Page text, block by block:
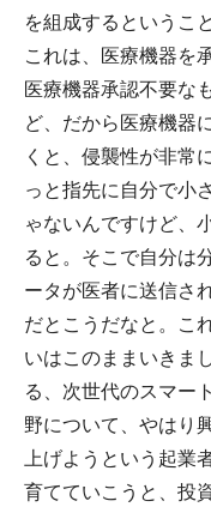
を組成するというこ
これは、医療機器を
医療機器承認不要な
ど、だから医療機器
くと、侵襲性が非常
っと指先に自分で小
ゃないんですけど、
ると。そこで自分は
ータが医者に送信さ
だとこうだなと。こ
いはこのままいきま
る、次世代のスマー
野について、やはり
上げようという起業
育てていこうと、投